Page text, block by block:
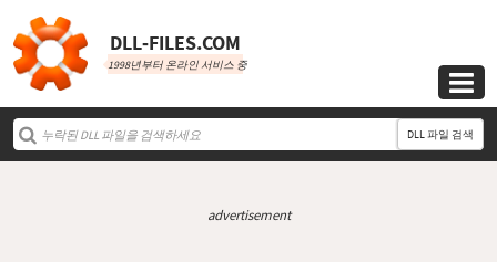
DLL‑FILES.COM
1998년부터 온라인 서비스 중

DLL 파일 검색
advertisement